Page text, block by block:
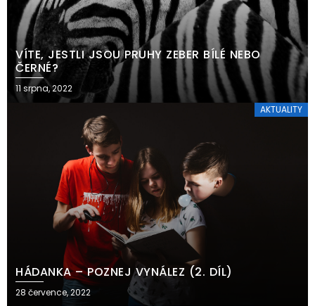
VÍTE, JESTLI JSOU PRUHY ZEBER BÍLÉ NEBO
ČERNÉ?
11 srpna, 2022
AKTUALITY
HÁDANKA – POZNEJ VYNÁLEZ (2. DÍL)
28 července, 2022